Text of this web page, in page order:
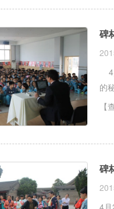
碑
4
的
【
碑